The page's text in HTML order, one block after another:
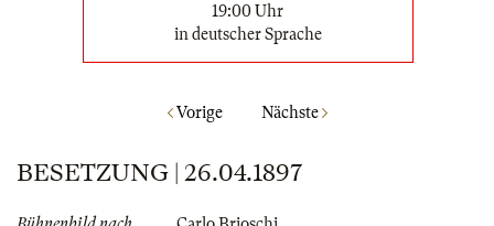
19:00 Uhr
in deutscher Sprache
Vorige Nächste
BESETZUNG | 26.04.1897